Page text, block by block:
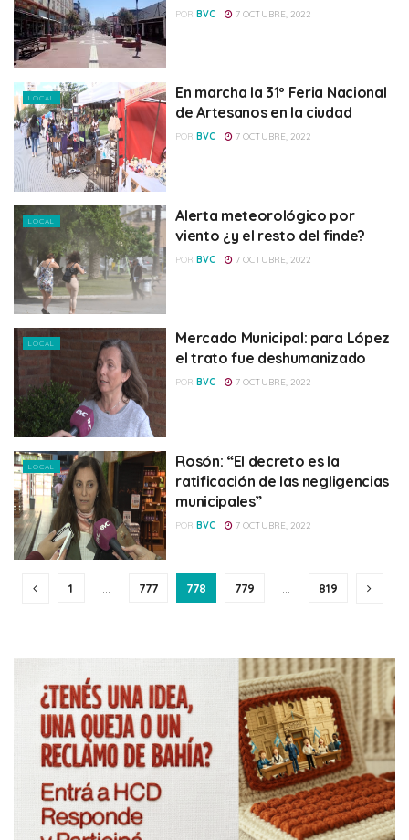
POR BVC 7 OCTUBRE, 2022
LOCAL
En marcha la 31º Feria Nacional
de Artesanos en la ciudad
POR BVC 7 OCTUBRE, 2022
LOCAL
Alerta meteorológico por
viento ¿y el resto del finde?
POR BVC 7 OCTUBRE, 2022
LOCAL
Mercado Municipal: para López
el trato fue deshumanizado
POR BVC 7 OCTUBRE, 2022
LOCAL
Rosón: “El decreto es la
ratificación de las negligencias
municipales”
POR BVC 7 OCTUBRE, 2022
1 … 777 778 779 … 819